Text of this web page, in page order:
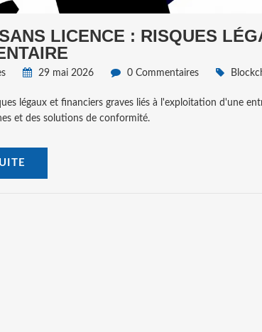
LICENCE : RISQUES
29 mai 2026 0 Commentaires
légaux et financiers graves liés à l'exploitation d'une
et des solutions de conformité.